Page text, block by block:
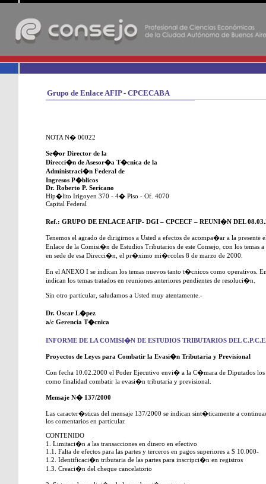
Grupo de Enlace AFIP - CPCECABA
NOTA N� 00022
Se�or Director de la
Direcci�n de Asesor�a T�cnica de la
Administraci�n Federal de
Ingresos P�blicos
Dr. Roberto P. Sericano
Hip�lito Irigoyen 370 - 4� Piso - Of. 4070
Capital Federal
Ref.: GRUPO DE ENLACE AFIP- DGI – CPCECF – REUNI�N DEL
Tenemos el agrado de dirigirnos a Usted a efectos de acompa�ar a la
Enlace de la Comisi�n de Estudios Tributarios de este Consejo, con los
en sede de esa Direcci�n, el pr�ximo mi�rcoles 8 de marzo de 2000.
En el ANEXO I se indican los temas nuevos tanto t�cnicos como operativos.
indican los temas tratados en reuniones anteriores pendientes de resoluci�n.
Sin otro particular, saludamos a Usted muy atentamente.-
Dr. Oscar L�pez
a/c Gerencia T�cnica
INFORME DE LA COMISI�N DE ESTUDIOS TRIBUTARIOS DEL
Proyectos de Leyes para Combatir la Evasi�n Tributaria y Previsional
Con fecha 10.02.2000 el Poder Ejecutivo envi� a la C�mara de Diputados
como finalidad combatir la evasi�n tributaria y previsional.
Mensaje N� 137/2000
Las caracter�sticas del mensaje 137/2000 se indican sint�ticamente a
los comentarios en particular.
CONTENIDO
1. Limitaci�n a las transacciones en dinero en efectivo
1.1. Falta de efectos para las partes y terceros en pagos superiores a $ 10.000-
1.2. Identificaci�n tributaria de las partes para inscripci�n en registros
1.3. Creaci�n del cheque cancelatorio